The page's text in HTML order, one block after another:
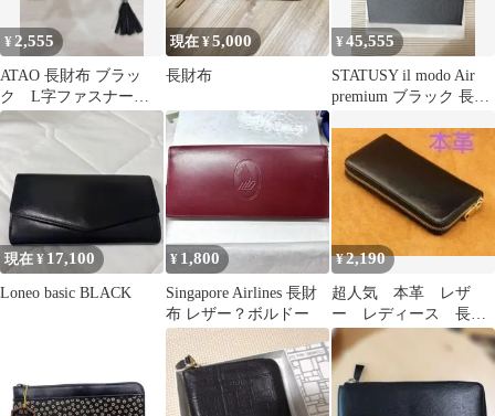
¥ 2,555
ATAO 長財布 ブラッ
ク L字ファスナー長
財布
現在 ¥5,000
長財布
¥45,555
STATUSY il modo Air
premium ブラック 長財
現在 ¥ 17,100
Loneo basic BLACK
¥ 1,800
Singapore Airlines 長財
布 レザー？ボルドー
¥2,190
超人気 本革 レザ
ー レディース 長財
布 さいふ ブラッ
ク 黒 メンズ